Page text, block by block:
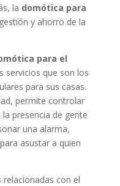
la domótica para
y ahorro de la
para el
servicios que son los
para sus casas.
permite controlar
presencia de gente
una alarma,
asustar a quien
con el